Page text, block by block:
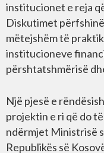
institucionet e reja
Diskutimet
mëtejshëm të
institucioneve
përshtatshmërisë
Një pjesë e
projektin e ri që do
ndërmjet Ministrisë
Republikës së